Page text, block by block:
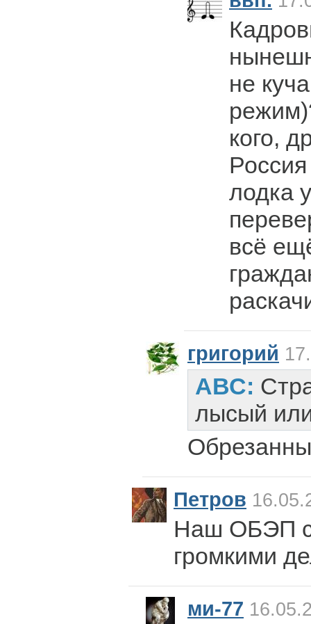
не
кого,
Россия
лодка
всё
григорий
АВС:
лысый
Петров
Наш ОБЭП
громкими
ми-77